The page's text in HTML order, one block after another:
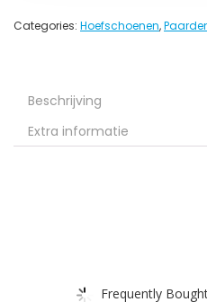
Categories: Hoefschoenen,
Beschrijving
Extra informatie
Frequently